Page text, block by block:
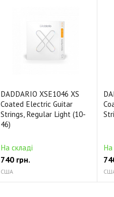
DADDARIO XSE1046 XS
Coated Electric Guitar
Strings, Regular Light (10-
46)
На складі
740 грн.
США
На